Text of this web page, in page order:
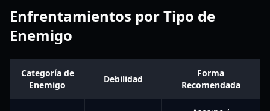
Enfrentamientos por Tipo de
Enemigo
Categoría de
Enemigo
Debilidad
Forma
Recomendada